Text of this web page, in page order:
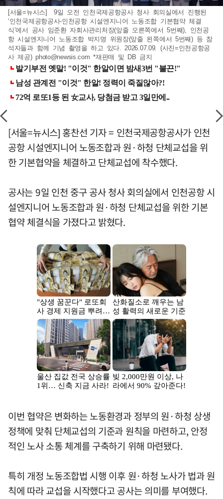
[서울=뉴시스] 9일 오전 인천국제공항공사 청사 회의실에서 진행된
‘인천국제공항공사-인천공항 시설엔지니어 노동조합 기본협약 체결
식’에서 공사 임준환 자회사관리처장(앞줄 오른쪽에서 5번째), 인천공
항 시설엔지니어 노동조합 박지명 위원장(앞줄 왼쪽에서 5번째) 등 참
석자들과 함께 기념 촬영을 하고 있다. 2026.07.09. (사진=인천공항공
사 제공)photo@newsis.com *재판매 및 DB 금지
[서울=뉴시스] 홍찬선 기자 = 인천국제공항공사가 인천
공항 시설엔지니어 노동조합과 원·하청 단체교섭을 위
한 기본협약을 체결하고 단체교섭에 착수했다.
공사는 9일 인천 중구 공사 청사 회의실에서 인천공항 시
설엔지니어 노동조합과 원·하청 단체교섭을 위한 기본
협약 체결식을 가졌다고 밝혔다.
이번 협약은 변화하는 노동환경과 정부의 원·하청 상생
정책에 맞춰 단체교섭의 기준과 원칙을 마련하고, 안정
적인 노사 소통 체계를 구축하기 위해 마련됐다.
특히 개정 노동조합법 시행 이후 원·하청 노사가 법과 원
칙에 따라 교섭을 시작했다고 공사는 의미를 부여했다.